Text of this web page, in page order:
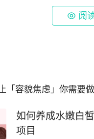
阅
「容貌焦虑」你需要
如何养成水嫩白
项目